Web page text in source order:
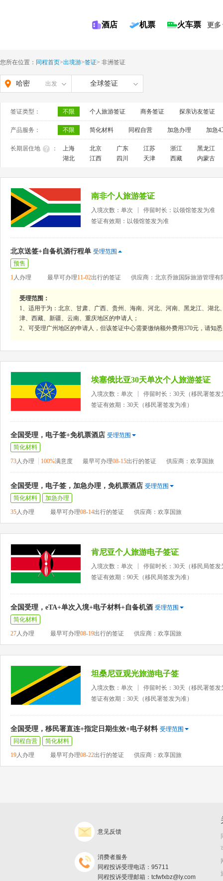
酒店 机票 火车票 更多
您所在位置： 同程首页>出境游>签证> 非洲签证
哈密 出发 全球签证
签证类型： 不限 个人旅游签证 商务签证 探亲访友签证
产品服务： 不限 简化材料 同程自营 加急办理 加急4
长期居住地 ： 上海 北京 广东 江苏 浙江
黑龙江
湖北
江西 四川 天津 西藏 内蒙古
南非个人旅游签证
入境次数：单次
停留时长：以领馆签发为准
签证有效期：以领馆签发为准
北京送签+自备机酒行程单 受理范围
预售
1人办理 最早可办理11-02出行的签证 供应商：北京乔旅国际旅游管理有
受理范围：
1、适用于为：北京、甘肃、广西、贵州、海南、河北、河南、黑龙江、湖
津、西藏、新疆、云南、重庆地区的申请人；
2、可受理广州地区的申请人，但该签证中心需要缴纳额外费用370元，请知
埃塞俄比亚30天单次个人旅游签证
入境次数：单次
停留时长：30天（移民署签发
签证有效期：30天（移民署签发为准）
全国受理，电子签+免机票酒店 受理范围
简化材料
73人办理 100%满意度 最早可办理08-15出行的签证 供应商：欢享国旅
全国受理，电子签，加急办理，免机票酒店 受理范围
简化材料
加急办理
35人办理 最早可办理08-14出行的签证 供应商：欢享国旅
肯尼亚个人旅游电子签证
入境次数：单次
停留时长：30天（移民局签发
签证有效期：90天（移民局签发为准）
全国受理，eTA+单次入境+电子材料+自备机酒 受理范围
简化材料
27人办理 最早可办理08-19出行的签证 供应商：欢享国旅
坦桑尼亚观光旅游电子签
入境次数：单次
停留时长：30天（移民署签发
签证有效期：30天（移民署签发为准）
全国受理，移民署直连+指定日期生效+电子材料 受理范围
同程自营
简化材料
19人办理 最早可办理08-22出行的签证 供应商：欢享国旅
意见反馈
消费者服务
同程投诉受理电话：95711
同程投诉受理邮箱：tcfwfxbz@ly.com